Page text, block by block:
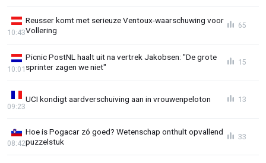
Reusser komt met serieuze Ventoux-waarschuwing voor
Vollering
10:43
65
Picnic PostNL haalt uit na vertrek Jakobsen: "De grote
sprinter zagen we niet"
10:01
15
UCI kondigt aardverschuiving aan in vrouwenpeloton
09:23
13
Hoe is Pogacar zó goed? Wetenschap onthult opvallend
puzzelstuk
08:42
33